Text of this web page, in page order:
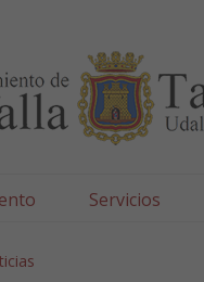
Servicios